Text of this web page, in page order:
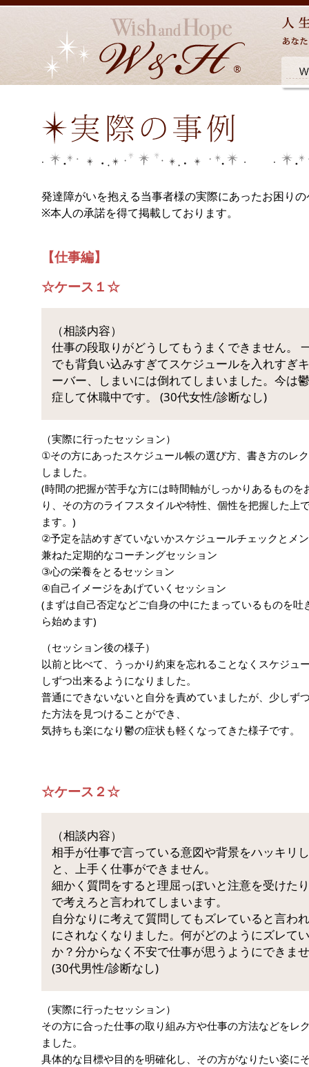
発達障がいを抱える当事者様の実際にあったお困り
※本人の承諾を得て掲載しております。
【仕事編】
☆ケース１☆
（相談内容）
仕事の段取りがどうしてもうまくできません。
でも背負い込みすぎてスケジュールを入れすぎ
ーバー、しまいには倒れてしまいました。今は
症して休職中です。 (30代女性/診断なし)
（実際に行ったセッション）
①その方にあったスケジュール帳の選び方、書き方のレ
しました。
(時間の把握が苦手な方には時間軸がしっかりあるものを
り、その方のライフスタイルや特性、個性を把握した上
ます。)
②予定を詰めすぎていないかスケジュールチェックとメ
兼ねた定期的なコーチングセッション
③心の栄養をとるセッション
④自己イメージをあげていくセッション
(まずは自己否定などご自身の中にたまっているものを吐
ら始めます)
（セッション後の様子）
以前と比べて、うっかり約束を忘れることなくスケジュ
しずつ出来るようになりました。
普通にできないないと自分を責めていましたが、少しず
た方法を見つけることができ、
気持ちも楽になり鬱の症状も軽くなってきた様子です。
☆ケース２☆
（相談内容）
相手が仕事で言っている意図や背景をハッキリ
と、上手く仕事ができません。
細かく質問をすると理屈っぽいと注意を受けた
で考えろと言われてしまいます。
自分なりに考えて質問してもズレていると言わ
にされなくなりました。何がどのようにズレて
か？分からなく不安で仕事が思うようにできま
(30代男性/診断なし)
（実際に行ったセッション）
その方に合った仕事の取り組み方や仕事の方法などをレ
ました。
具体的な目標や目的を明確化し、その方がなりたい姿に